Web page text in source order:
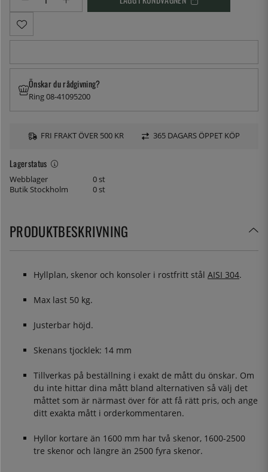
Lagerstatus
Webblager
0 st
Butik Stockholm
0 st
Önskar du rådgivning?
Ring 08-41095200
FRI FRAKT ÖVER 500 KR 365 DAGARS ÖPPET KÖP
PRODUKTBESKRIVNING
Hyllplan, skenor och konsoler i rostfritt stål AISI 304.
Max last 50 kg.
Justerbar höjd.
Skenans tjocklek: 14 mm
Tillverkas på beställning i exakt de mått du önskar. Om
du inte hittar dina mått bland alternativen så välj det
måttet som är närmast över för att få rätt pris, och ange
ditt exakta mått i orderkommentaren.
Hyllor kortare än 1600 mm har två skenor, 1600-2500
tre skenor och längre än 2500 fyra skenor.